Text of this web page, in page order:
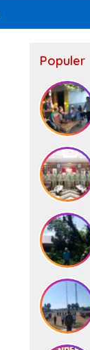
Populer